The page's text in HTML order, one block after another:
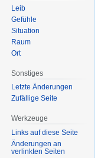
Leib
Gefühle
Situation
Raum
Ort
Sonstiges
Letzte Änderungen
Zufällige Seite
Werkzeuge
Links auf diese Seite
Änderungen an
verlinkten Seiten